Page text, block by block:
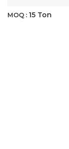
MOQ : 15 Ton